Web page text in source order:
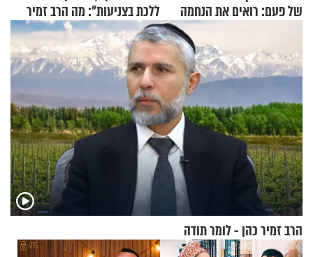
של פעם: רואים את הנחמה
ללכת בצניעות": מה הרב זמיר
כהן המליץ לה לעשות?
הרב זמיר כהן - לומר תודה